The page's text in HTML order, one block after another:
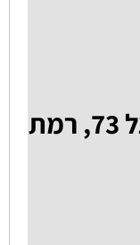
ענק השעונים רח' הרצל 73, רמת